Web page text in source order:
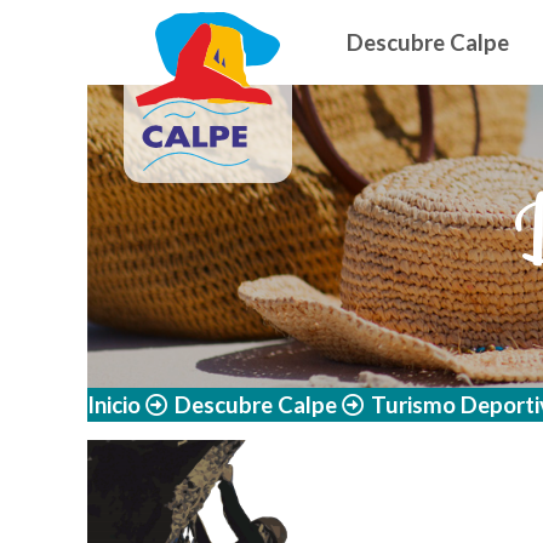
Pasar al contenido principal
Descubre Calpe
Inicio Descubre Calpe Turismo